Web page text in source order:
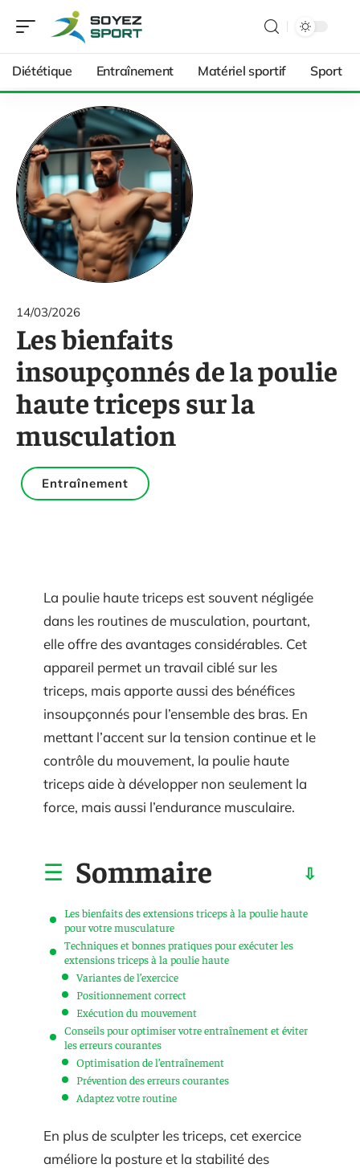
Diététique Entraînement Matériel sportif Sport
14/03/2026
Les bienfaits
insoupçonnés de la poulie
haute triceps sur la
musculation
Entraînement
La poulie haute triceps est souvent négligée
dans les routines de musculation, pourtant,
elle offre des avantages considérables. Cet
appareil permet un travail ciblé sur les
triceps, mais apporte aussi des bénéfices
insoupçonnés pour l’ensemble des bras. En
mettant l’accent sur la tension continue et le
contrôle du mouvement, la poulie haute
triceps aide à développer non seulement la
force, mais aussi l’endurance musculaire.
Sommaire
Les bienfaits des extensions triceps à la poulie haute
pour votre musculature
Techniques et bonnes pratiques pour exécuter les
extensions triceps à la poulie haute
Variantes de l’exercice
Positionnement correct
Exécution du mouvement
Conseils pour optimiser votre entraînement et éviter
les erreurs courantes
Optimisation de l’entraînement
Prévention des erreurs courantes
Adaptez votre routine
En plus de sculpter les triceps, cet exercice
améliore la posture et la stabilité des